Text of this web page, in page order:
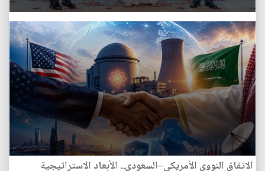
الاتفاق النووي الأمريكي–السعودي.. الأبعاد الاستراتيجية